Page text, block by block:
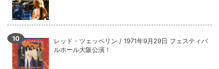
レッド・ツェッペリン / 1971年9月29日 フェスティバ
ルホール大阪公演！